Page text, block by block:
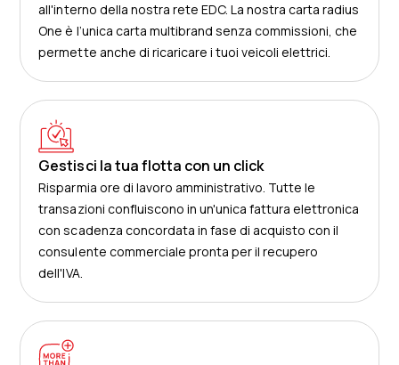
all'interno della nostra rete EDC. La nostra carta radius
One è l’unica carta multibrand senza commissioni, che
permette anche di ricaricare i tuoi veicoli elettrici.
Gestisci la tua flotta con un click
Risparmia ore di lavoro amministrativo. Tutte le
transazioni confluiscono in un'unica fattura elettronica
con scadenza concordata in fase di acquisto con il
consulente commerciale pronta per il recupero
dell'IVA.